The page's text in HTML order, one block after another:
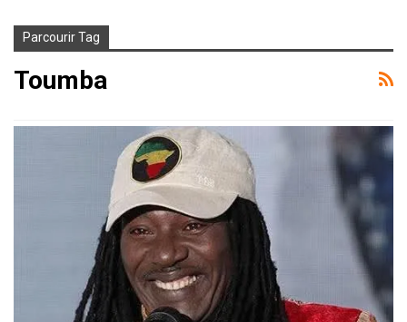
Parcourir Tag
Toumba